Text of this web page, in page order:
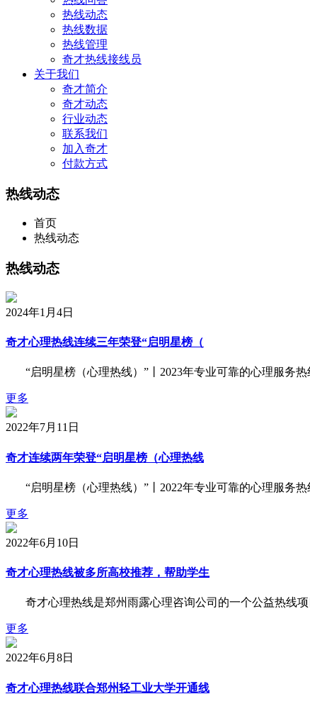
热线动态
热线数据
热线管理
奇才热线接线员
关于我们
奇才简介
奇才动态
行业动态
联系我们
加入奇才
付款方式
热线动态
首页
热线动态
热线动态
2024年1月4日
奇才心理热线连续三年荣登“启明星榜（
“启明星榜（心理热线）”丨2023年专业可靠的心理服务
更多
2022年7月11日
奇才连续两年荣登“启明星榜（心理热线
“启明星榜（心理热线）”丨2022年专业可靠的心理服务
更多
2022年6月10日
奇才心理热线被多所高校推荐，帮助学生
奇才心理热线是郑州雨露心理咨询公司的一个公益热线
更多
2022年6月8日
奇才心理热线联合郑州轻工业大学开通线